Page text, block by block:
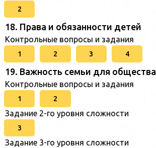
2
18. Права и обязанности детей
Контрольные вопросы и задания
1 2 3 4
19. Важность семьи для общества
Контрольные вопросы и задания
1 2
Задание 2-го уровня сложности
3
Задание 3-го уровня сложности